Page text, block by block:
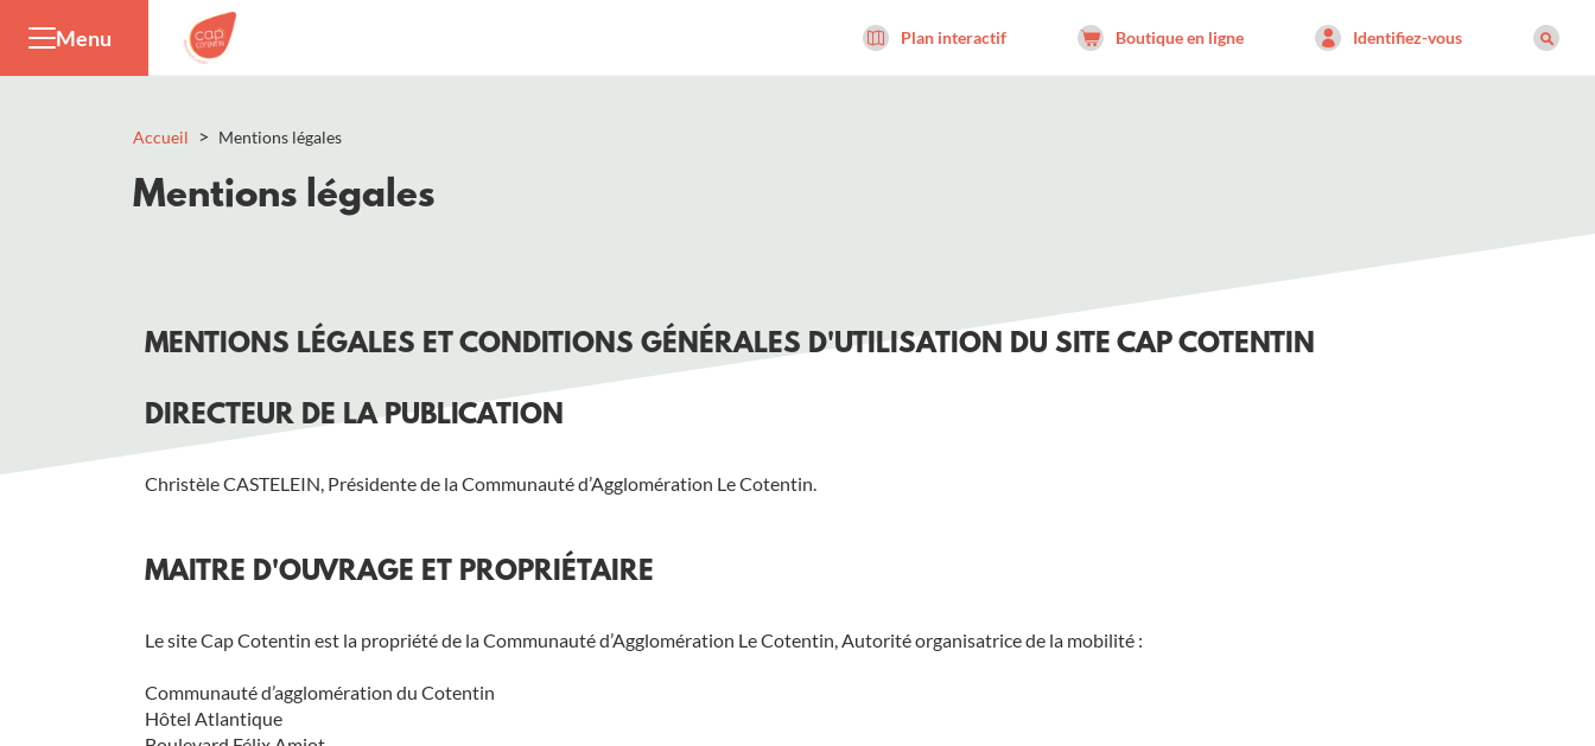
Menu Plan interactif Boutique en ligne Identifiez-vous
Accueil > Mentions légales
Mentions légales
MENTIONS LÉGALES ET CONDITIONS GÉNÉRALES D'UTILISATION DU SITE CAP COTENTIN
DIRECTEUR DE LA PUBLICATION
Christèle CASTELEIN, Présidente de la Communauté d’Agglomération Le Cotentin.
MAITRE D'OUVRAGE ET PROPRIÉTAIRE
Le site Cap Cotentin est la propriété de la Communauté d’Agglomération Le Cotentin, Autorité organisatrice de la mobilité :
Communauté d’agglomération du Cotentin
Hôtel Atlantique
Panneau de gestion des cookies